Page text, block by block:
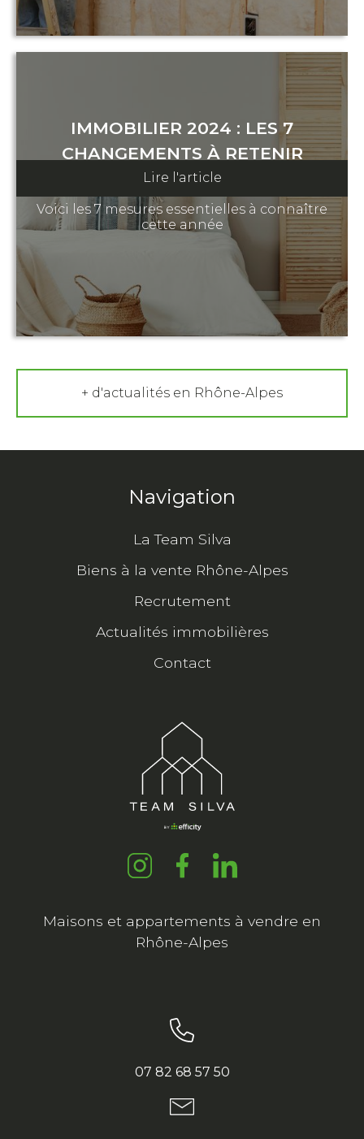
IMMOBILIER 2024 : LES 7
CHANGEMENTS À RETENIR
18 janvier 2024
Voici les 7 mesures essentielles à connaître
cette année
Lire l'article
+ d'actualités en Rhône-Alpes
Navigation
La Team Silva
Biens à la vente Rhône-Alpes
Recrutement
Actualités immobilières
Contact
Maisons et appartements à vendre en
Rhône-Alpes
07 82 68 57 50